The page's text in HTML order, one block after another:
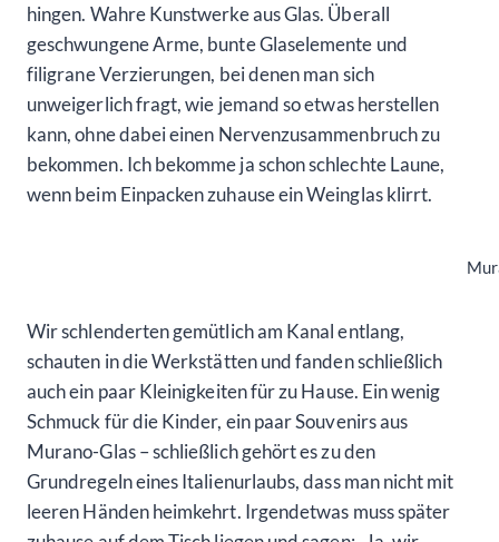
hingen. Wahre Kunstwerke aus Glas. Überall
geschwungene Arme, bunte Glaselemente und
filigrane Verzierungen, bei denen man sich
unweigerlich fragt, wie jemand so etwas herstellen
kann, ohne dabei einen Nervenzusammenbruch zu
bekommen. Ich bekomme ja schon schlechte Laune,
wenn beim Einpacken zuhause ein Weinglas klirrt.
Wir schlenderten gemütlich am Kanal entlang,
schauten in die Werkstätten und fanden schließlich
auch ein paar Kleinigkeiten für zu Hause. Ein wenig
Schmuck für die Kinder, ein paar Souvenirs aus
Murano-Glas – schließlich gehört es zu den
Grundregeln eines Italienurlaubs, dass man nicht mit
leeren Händen heimkehrt. Irgendetwas muss später